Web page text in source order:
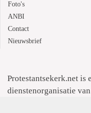
Foto's
ANBI
Contact
Nieuwsbrief
Protestantsekerk.net is
dienstenorganisatie